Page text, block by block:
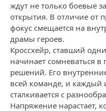
ждут не только боевые
открытия. В отличие от
фокус смещается на
драмы героев.
Кроссхейр, ставший
начинает сомневаться в
решений. Его
всей команде, и каждый
сталкивается с
Напряжение нарастает,